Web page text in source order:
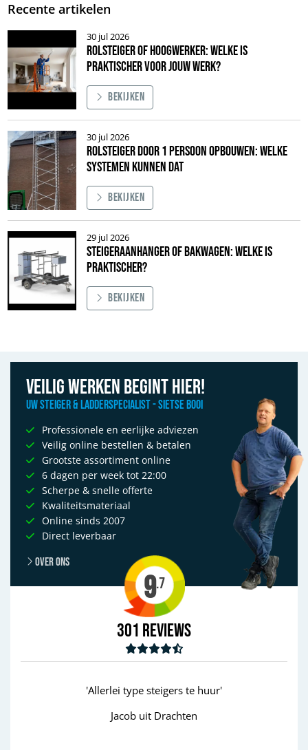
Recente artikelen
30 jul 2026
Rolsteiger of hoogwerker: welke is
praktischer voor jouw werk?
Bekijken
30 jul 2026
Rolsteiger door 1 persoon opbouwen: welke
systemen kunnen dat
Bekijken
29 jul 2026
Steigeraanhanger of bakwagen: welke is
praktischer?
Bekijken
Veilig werken begint hier!
Uw Steiger & Ladderspecialist - Sietse Booi
Professionele en eerlijke adviezen
Veilig online bestellen & betalen
Grootste assortiment online
6 dagen per week tot 22:00
Scherpe & snelle offerte
Kwaliteitsmateriaal
Online sinds 2007
Direct leverbaar
Over ons
9.7
301 Reviews
'Allerlei type steigers te huur'
Jacob uit Drachten